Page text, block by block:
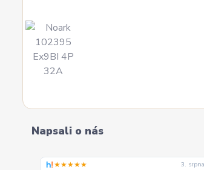
Napsali o nás
★★★★★ 3. srpna